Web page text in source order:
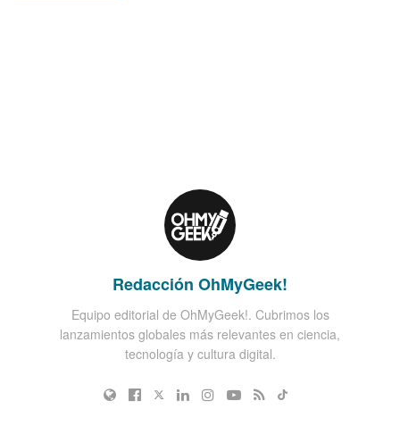
Redacción OhMyGeek!
Equipo editorial de OhMyGeek!. Cubrimos los
lanzamientos globales más relevantes en ciencia,
tecnología y cultura digital.